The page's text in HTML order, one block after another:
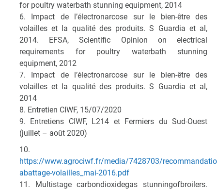
for poultry waterbath stunning equipment, 2014
6. Impact de l’électronarcose sur le bien-être des
volailles et la qualité des produits. S Guardia et al,
2014. EFSA, Scientific Opinion on electrical
requirements for poultry waterbath stunning
equipment, 2012
7. Impact de l’électronarcose sur le bien-être des
volailles et la qualité des produits. S Guardia et al,
2014
8. Entretien CIWF, 15/07/2020
9. Entretiens CIWF, L214 et Fermiers du Sud-Ouest
(juillet – août 2020)
10.
https://www.agrociwf.fr/media/7428703/
abattage-volailles_mai-2016.pdf
11. Multistage carbondioxidegas stunningofbroilers.